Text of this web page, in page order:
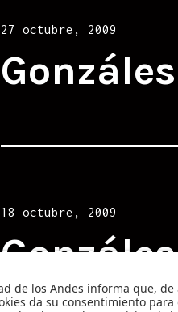
Posted
27 octubre, 2009
Posted
18 octubre, 2009